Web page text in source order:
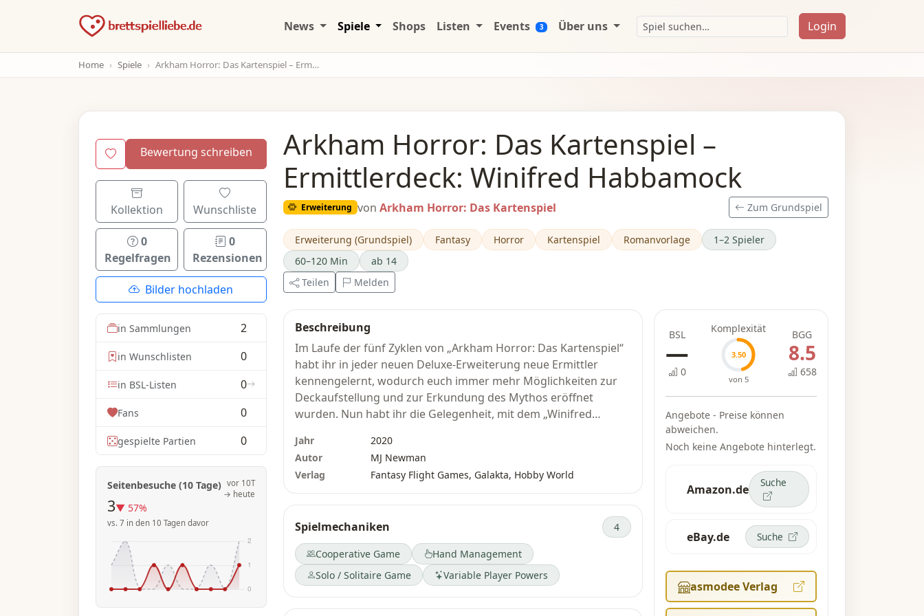
News Spiele Shops Listen Events 3 Über uns Login
Home Spiele Arkham Horror: Das Kartenspiel – Ermittlerdeck: Winifred Habbamock
Bewertung schreiben
Kollektion Wunschliste
0
Regelfragen
0
Rezensionen
Bilder hochladen
in Sammlungen 2
in Wunschlisten 0
in BSL-Listen 0
Fans 0
gespielte Partien 0
Seitenbesuche (10 Tage)
3▼ 57%
vs. 7 in den 10 Tagen davor
vor 10T
→ heute
Arkham Horror: Das Kartenspiel –
Ermittlerdeck: Winifred Habbamock
Erweiterung vonArkham Horror: Das Kartenspiel Zum Grundspiel
Erweiterung (Grundspiel) Fantasy Horror Kartenspiel Romanvorlage
1–2 Spieler
60–120 Min
ab 14
Teilen
Melden
Beschreibung
Im Laufe der fünf Zyklen von „Arkham Horror: Das Kartenspiel“
habt ihr in jeder neuen Deluxe-Erweiterung neue Ermittler
kennengelernt, wodurch euch immer mehr Möglichkeiten zur
Deckaufstellung und zur Erkundung des Mythos eröffnet
wurden. Nun habt ihr die Gelegenheit, mit dem „Winifred
einzuladen.
Jedes Ermittler-Starterdeck enthält ein vollständig
sowie 26 zusätzliche Karten, mit denen du dein Deck im Laufe
einer Kampagne aufwerten kannst. Vielleicht bist du ganz neu
bei „Arkham Horror: Das Kartenspiel“ – wenn dein Freund eine
Sammlung von „Arkham Horror: Das Kartenspiel“ besitzt, musst
du dir kein eigenes Grundset oder keine Deluxe-Erweiterung
Jahr
2020
Autor
MJ Newman
Verlag
Fantasy Flight Games, Galakta, Hobby World
Spielmechaniken 4
Cooperative Game
Hand Management
Solo / Solitaire Game
Variable Player Powers
BSL
—
0
Komplexität
3.50
von 5
BGG
8.5
658
Angebote - Preise können
abweichen.
Noch keine Angebote hinterlegt.
Amazon.de Suche
eBay.de Suche
asmodee Verlag